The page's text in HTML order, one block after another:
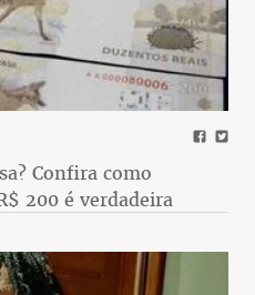
Confira como
200 é verdadeira